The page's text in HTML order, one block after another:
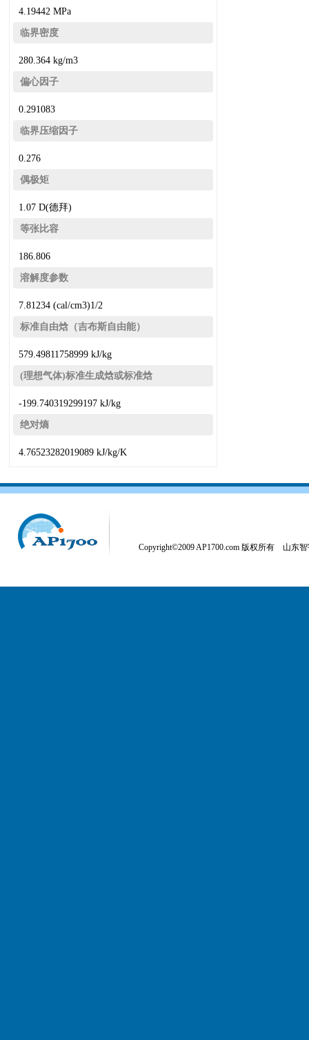
4.19442 MPa
临界密度
280.364 kg/m3
偏心因子
0.291083
临界压缩因子
0.276
偶极矩
1.07 D(德拜)
等张比容
186.806
溶解度参数
7.81234 (cal/cm3)1/2
标准自由焓（吉布斯自由能）
579.49811758999 kJ/kg
(理想气体)标准生成焓或标准焓
-199.740319299197 kJ/kg
绝对熵
4.76523282019089 kJ/kg/K
Copyright©2009 AP1700.com 版权所有 山东